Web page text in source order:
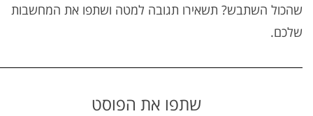
שהכול השתבש? תשאירו תגובה למטה ושתפו את המחשבות
שלכם.
שתפו את הפוסט